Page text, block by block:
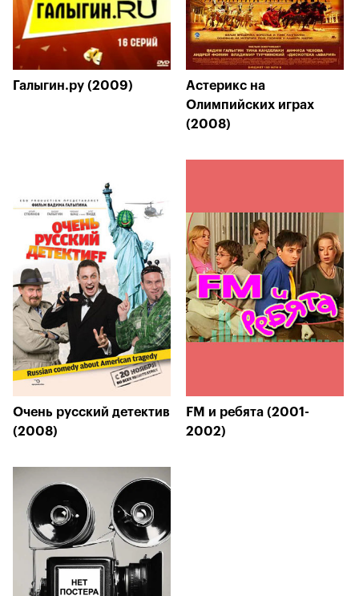
Галыгин.ру (2009)
Астерикс на
Олимпийских играх
(2008)
Очень русский детектив
(2008)
FM и ребята (2001-
2002)